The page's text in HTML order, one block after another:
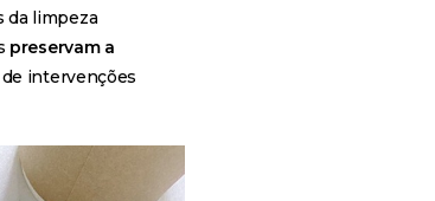
da limpeza
preservam a
intervenções